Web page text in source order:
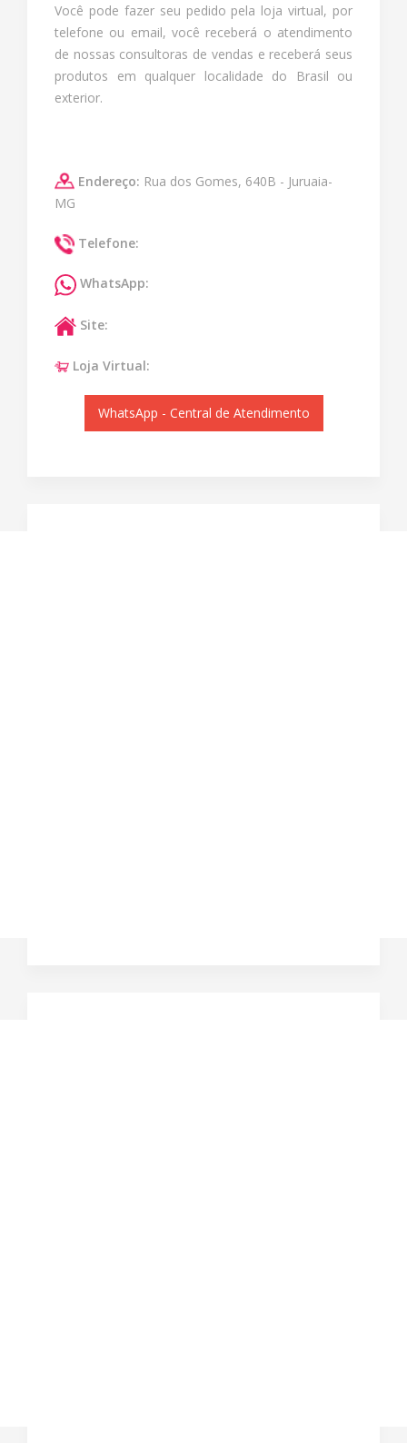
Você pode fazer seu pedido pela loja virtual, por
telefone ou email, você receberá o atendimento
de nossas consultoras de vendas e receberá seus
produtos em qualquer localidade do Brasil ou
exterior.
Endereço: Rua dos Gomes, 640B - Juruaia-
MG
Telefone:
WhatsApp:
Site:
Loja Virtual:
WhatsApp - Central de Atendimento